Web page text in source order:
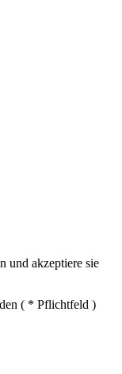
und akzeptiere sie
( * Pflichtfeld )